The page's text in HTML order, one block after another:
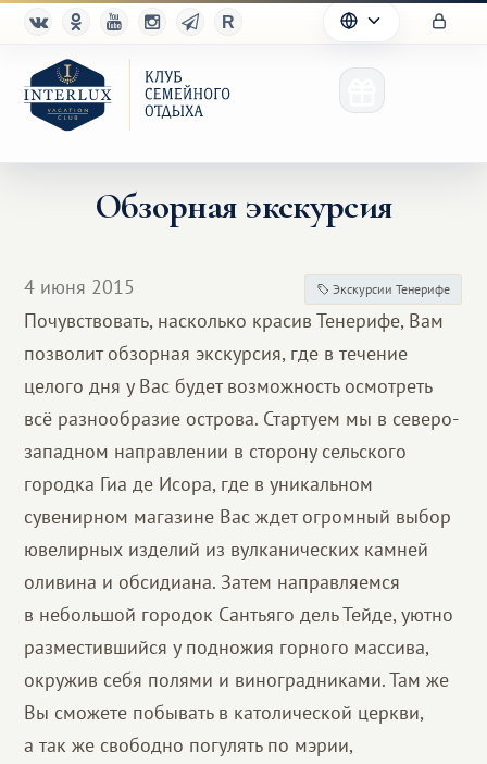
Преимущества
Партнерам
Благотворительность
Обзорная экскурсия
4 июня 2015 Экскурсии Тенерифе
Почувствовать, насколько красив Тенерифе, Вам
позволит обзорная экскурсия, где в течение
целого дня у Вас будет возможность осмотреть
всё разнообразие острова. Стартуем мы в северо-
западном направлении в сторону сельского
городка Гиа де Исора, где в уникальном
сувенирном магазине Вас ждет огромный выбор
ювелирных изделий из вулканических камней
оливина и обсидиана. Затем направляемся
в небольшой городок Сантьяго дель Тейде, уютно
разместившийся у подножия горного массива,
окружив себя полями и виноградниками. Там же
Вы сможете побывать в католической церкви,
а так же свободно погулять по мэрии,